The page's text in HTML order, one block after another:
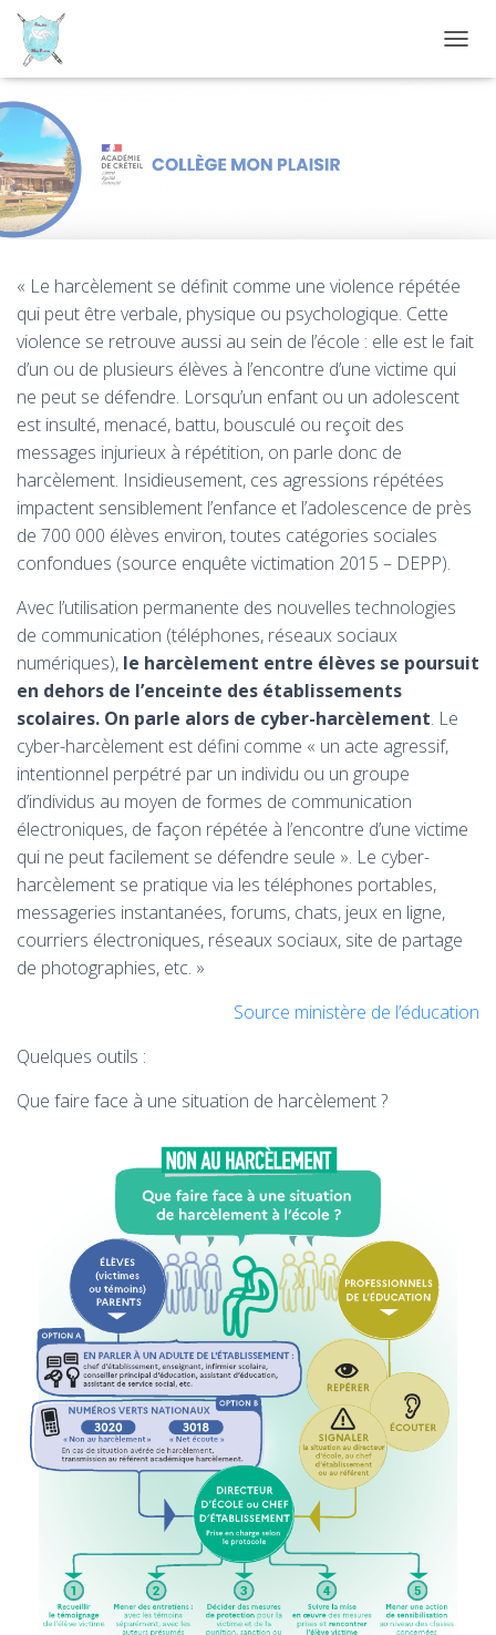
É
V
A
I
Lutte contre le harcèlement
« Le harcèlement se définit comme une violence répétée
qui peut être verbale, physique ou psychologique. Cette
violence se retrouve aussi au sein de l’école : elle est le fait
d’un ou de plusieurs élèves à l’encontre d’une victime qui
ne peut se défendre. Lorsqu’un enfant ou un adolescent
est insulté, menacé, battu, bousculé ou reçoit des
messages injurieux à répétition, on parle donc de
harcèlement. Insidieusement, ces agressions répétées
impactent sensiblement l’enfance et l’adolescence de près
de 700 000 élèves environ, toutes catégories sociales
confondues (source enquête victimation 2015 – DEPP).
Avec l’utilisation permanente des nouvelles technologies
de communication (téléphones, réseaux sociaux
numériques), le harcèlement entre élèves se poursuit
en dehors de l’enceinte des établissements
scolaires. On parle alors de cyber-harcèlement. Le
cyber-harcèlement est défini comme « un acte agressif,
intentionnel perpétré par un individu ou un groupe
d’individus au moyen de formes de communication
électroniques, de façon répétée à l’encontre d’une victime
qui ne peut facilement se défendre seule ». Le cyber-
harcèlement se pratique via les téléphones portables,
messageries instantanées, forums, chats, jeux en ligne,
courriers électroniques, réseaux sociaux, site de partage
de photographies, etc. »
Source ministère de l’éducation
Quelques outils :
Que faire face à une situation de harcèlement ?